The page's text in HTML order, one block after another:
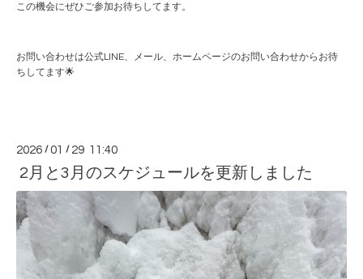
この機会にぜひご参加お待ちしてます。
お問い合わせは公式LINE、メール、ホームページのお問い合わせからお待
ちしてます🌟
2026 /01 / 29 11:40
2月と3月のスケジュールを更新しました